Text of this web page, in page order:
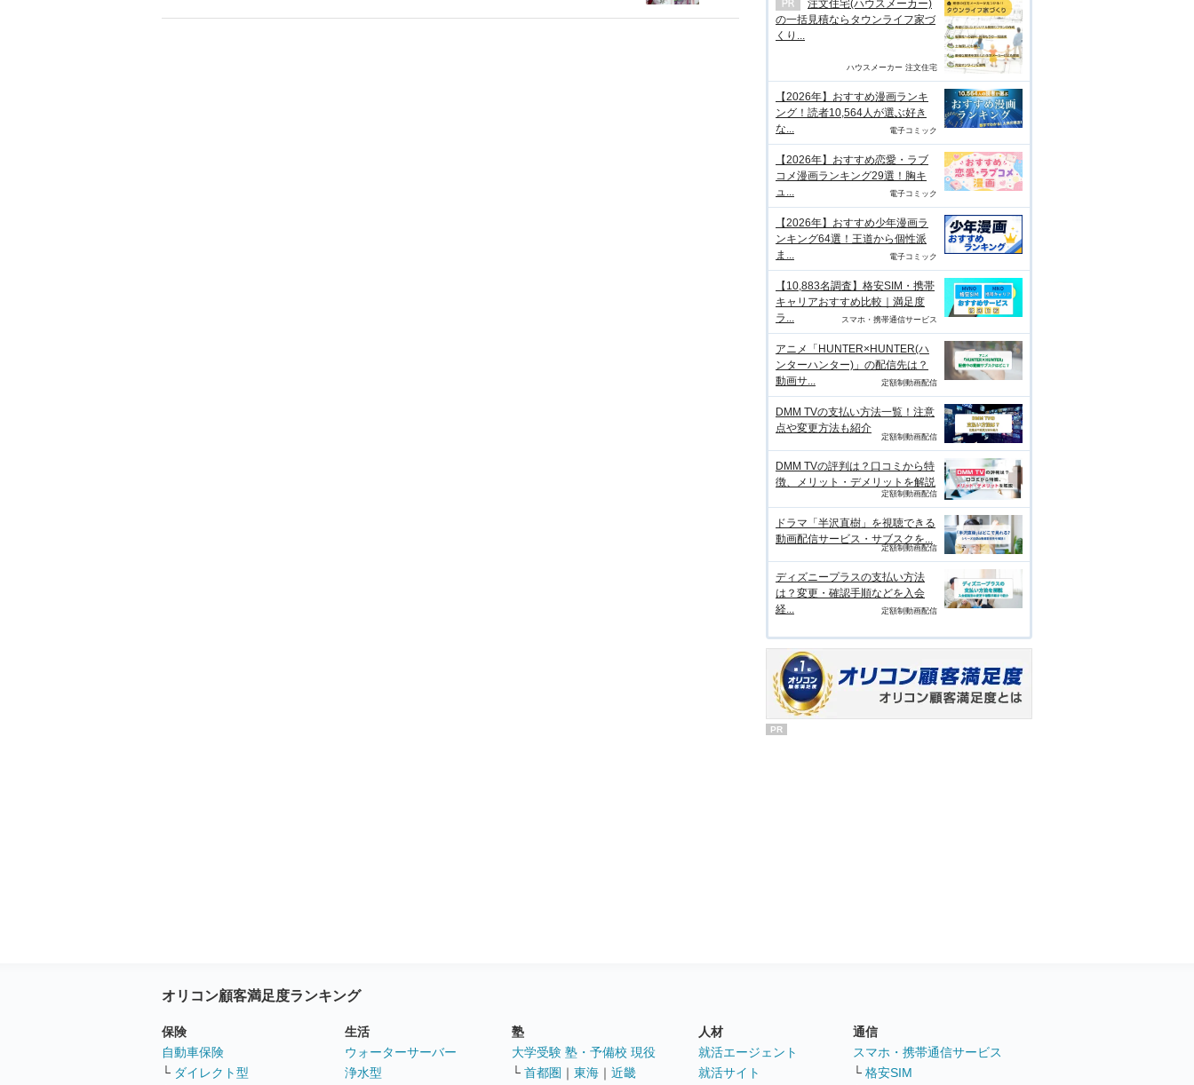
注文住宅(ハウスメーカー)
の一括見積ならタウンライフ家づ
くり...
ハウスメーカー 注文住宅
【2026年】おすすめ漫画ランキ
ング！読者10,564人が選ぶ好き
な...
電子コミック
【2026年】おすすめ恋愛・ラブ
コメ漫画ランキング29選！胸キ
ュ...
電子コミック
【2026年】おすすめ少年漫画ラ
ンキング64選！王道から個性派
ま...
電子コミック
【10,883名調査】格安SIM・携帯
キャリアおすすめ比較｜満足度
ラ...
スマホ・携帯通信サービス
アニメ「HUNTER×HUNTER(ハ
ンターハンター)」の配信先は？
動画サ...
定額制動画配信
DMM TVの支払い方法一覧！注意
点や変更方法も紹介
定額制動画配信
DMM TVの評判は？口コミから特
徴、メリット・デメリットを解説
定額制動画配信
ドラマ「半沢直樹」を視聴できる
動画配信サービス・サブスクを...
定額制動画配信
ディズニープラスの支払い方法
は？変更・確認手順などを入会
経...
定額制動画配信
PR
オリコン顧客満足度ランキング
保険
自動車保険
└ ダイレクト型
生活
ウォーターサーバー
浄水型
塾
大学受験 塾・予備校 現役
└ 首都圏 ｜ 東海 ｜ 近畿
人材
就活エージェント
就活サイト
通信
スマホ・携帯通信サービス
└ 格安SIM